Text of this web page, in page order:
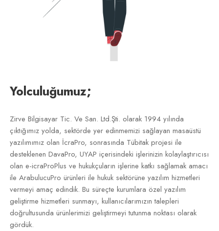
Yolculuğumuz;
Zirve Bilgisayar Tic. Ve San. Ltd.Şti. olarak 1994 yılında
çıktığımız yolda, sektörde yer edinmemizi sağlayan masaüstü
yazılımımız olan İcraPro, sonrasında Tübitak projesi ile
desteklenen DavaPro, UYAP içerisindeki işlerinizin kolaylaştırıcısı
olan e-icraProPlus ve hukukçuların işlerine katkı sağlamak amacı
ile ArabulucuPro ürünleri ile hukuk sektörüne yazılım hizmetleri
vermeyi amaç edindik. Bu süreçte kurumlara özel yazılım
geliştirme hizmetleri sunmayı, kullanıcılarımızın talepleri
doğrultusunda ürünlerimizi geliştirmeyi tutunma noktası olarak
gördük.